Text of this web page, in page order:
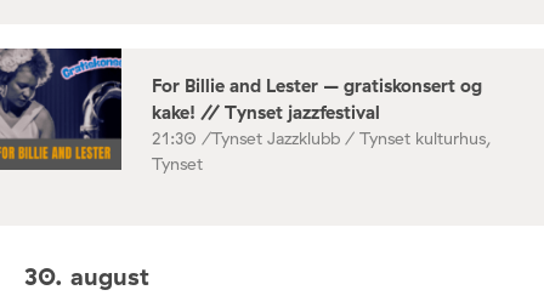
For Billie and Lester – gratiskonsert og
kake! // Tynset jazzfestival
21:30 /Tynset Jazzklubb / Tynset kulturhus,
Tynset
30. august